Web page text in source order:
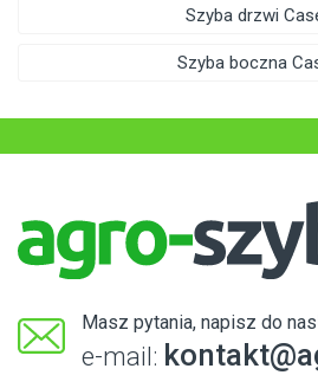
Szyba drzwi
Szyba boczna
Masz pytania, napisz do
e-mail: